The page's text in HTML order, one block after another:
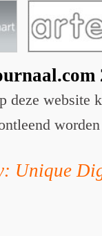
deze website
worden
Unique